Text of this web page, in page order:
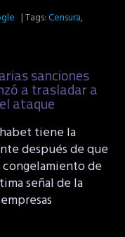
| Tags:Censura,
sanciones
a trasladar a
ataque
tiene la
después de que
de
señal de la